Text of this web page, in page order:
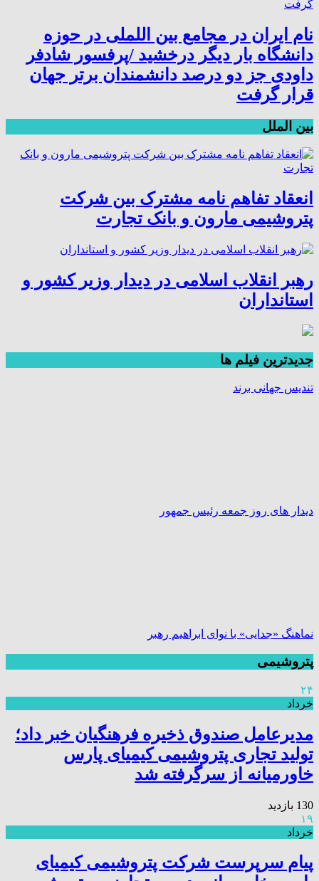
نام ایران در مجامع بین اللملی در حوزه
دانشگاه بار دیگر درخشید /پرفسور شادفر
داودی جز دو درصد دانشمندان برتر جهان
قرار گرفت
بین الملل
انعقاد تفاهم نامه مشترک بین شرکت
پتروشیمی مارون و بانک تجارت
رهبر انقلاب اسلامی در دیدار وزیر کشور و
استانداران
جديدترين فیلم ها
تندیس جهانی برند
دیدار های روز جمعه رئیس جمهور
نماهنگ «جدایی» با نوای ابراهیم رهبر
پتروشیمی
۲۴
خرداد
مدیرعامل صندوق ذخیره فرهنگیان خبر داد؛
تولید تجاری پتروشیمی کیمیای پارس
خاورمیانه از سرگرفته شد
130 بازدید
۱۹
خرداد
پیام سرپرست شرکت پتروشیمی کیمیای